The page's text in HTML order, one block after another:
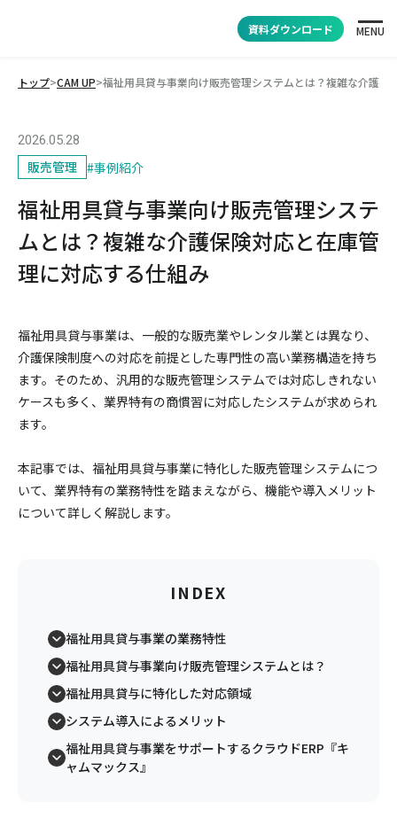
資料ダウンロード MENU
トップ>CAM UP>福祉用具貸与事業向け販売管理システムとは？複雑な介護保
2026.05.28
販売管理 #事例紹介
福祉用具貸与事業向け販売管理システ
ムとは？複雑な介護保険対応と在庫管
理に対応する仕組み
福祉用具貸与事業は、一般的な販売業やレンタル業とは異なり、
介護保険制度への対応を前提とした専門性の高い業務構造を持ち
ます。そのため、汎用的な販売管理システムでは対応しきれない
ケースも多く、業界特有の商慣習に対応したシステムが求められ
ます。
本記事では、福祉用具貸与事業に特化した販売管理システムにつ
いて、業界特有の業務特性を踏まえながら、機能や導入メリット
について詳しく解説します。
INDEX
福祉用具貸与事業の業務特性
福祉用具貸与事業向け販売管理システムとは？
福祉用具貸与に特化した対応領域
システム導入によるメリット
福祉用具貸与事業をサポートするクラウドERP『キ
ャムマックス』